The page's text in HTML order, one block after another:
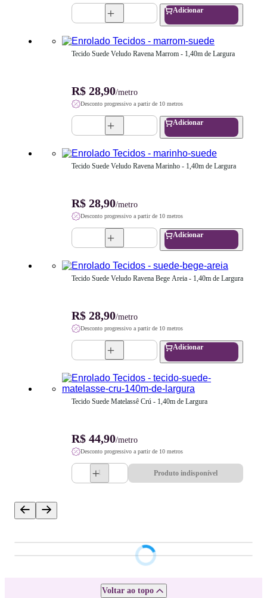
Adicionar
Tecido Suede Veludo Ravena Marrom - 1,40m de Largura
R$ 28,90/metro
Desconto progressivo a partir de 10 metros
Adicionar
Tecido Suede Veludo Ravena Marinho - 1,40m de Largura
R$ 28,90/metro
Desconto progressivo a partir de 10 metros
Adicionar
Tecido Suede Veludo Ravena Bege Areia - 1,40m de Largura
R$ 28,90/metro
Desconto progressivo a partir de 10 metros
Adicionar
Tecido Suede Matelassê Crú - 1,40m de Largura
R$ 44,90/metro
Desconto progressivo a partir de 10 metros
Produto indisponível
Voltar ao topo